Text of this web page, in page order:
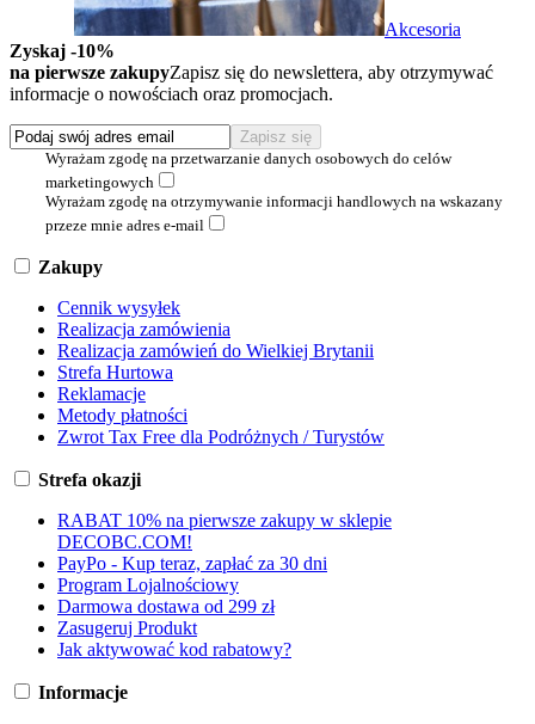
Akcesoria
Zyskaj -10%
na pierwsze zakupyZapisz się do newslettera, aby otrzymywać
informacje o nowościach oraz promocjach.
Wyrażam zgodę na przetwarzanie danych osobowych do celów
marketingowych
Wyrażam zgodę na otrzymywanie informacji handlowych na wskazany
przeze mnie adres e-mail
Zakupy
Cennik wysyłek
Realizacja zamówienia
Realizacja zamówień do Wielkiej Brytanii
Strefa Hurtowa
Reklamacje
Metody płatności
Zwrot Tax Free dla Podróżnych / Turystów
Strefa okazji
RABAT 10% na pierwsze zakupy w sklepie
DECOBC.COM!
PayPo - Kup teraz, zapłać za 30 dni
Program Lojalnościowy
Darmowa dostawa od 299 zł
Zasugeruj Produkt
Jak aktywować kod rabatowy?
Informacje